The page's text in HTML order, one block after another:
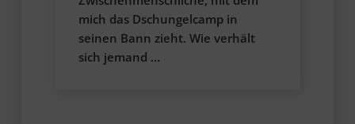
mich das Dschungelcamp in
seinen Bann zieht. Wie verhält
sich jemand …